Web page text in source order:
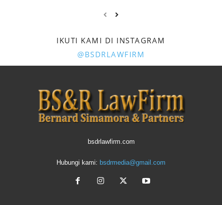
IKUTI KAMI DI INSTAGRAM
@BSDRLAWFIRM
bsdrlawfirm.com
Hubungi kami: bsdrmedia@gmail.com